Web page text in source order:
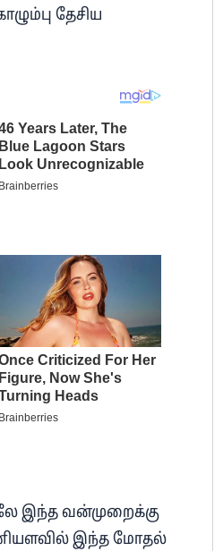
தேசிய
இந்த வன்முறைக்கு
இந்த மோதல்